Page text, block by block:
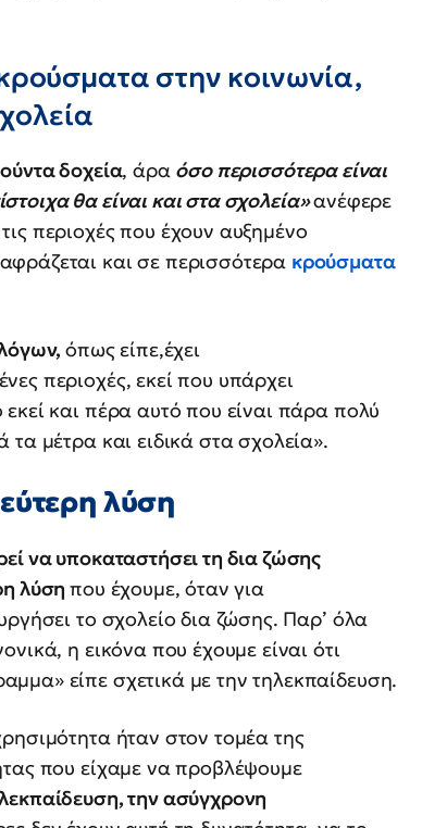
στην κοινωνία,
δοχεία, άρα όσο περισσότερα είναι
θα είναι και στα σχολεία»ανέφερε
περιοχές που έχουν αυξημένο
και σε περισσότερα κρούσματα
όπως είπε,έχει
περιοχές, εκεί που υπάρχει
εκεί και πέρα αυτό που είναι πάρα πολύ
τα μέτρα και ειδικά στα σχολεία».
λύση
να υποκαταστήσει τη δια ζώσης
λύσηπου έχουμε, όταν για
το σχολείο δια ζώσης. Παρ’ όλα
η εικόνα που έχουμε είναι ότι
είπε σχετικά με την τηλεκπαίδευση.
ήταν στον τομέα της
που είχαμε να προβλέψουμε
την ασύγχρονη